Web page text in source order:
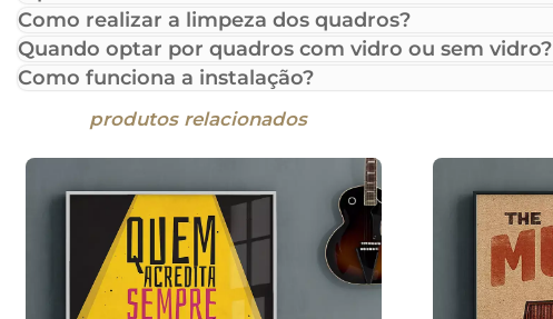
Como realizar a limpeza dos quadros?
Quando optar por quadros com vidro ou sem vidro?
Como funciona a instalação?
produtos relacionados